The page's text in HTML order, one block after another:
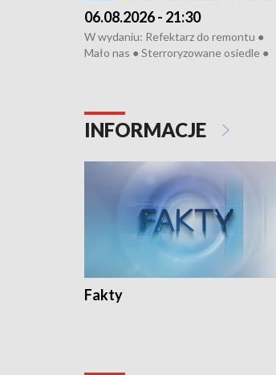
06.08.2026 - 21:30
W wydaniu: Refektarz do remontu ●
Mało nas ● Sterroryzowane osiedle ●
Pologne
INFORMACJE
Fakty